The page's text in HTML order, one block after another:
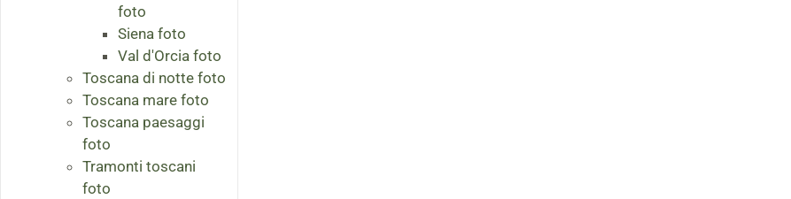
foto
Siena foto
Val d'Orcia foto
Toscana di notte foto
Toscana mare foto
Toscana paesaggi
foto
Tramonti toscani
foto